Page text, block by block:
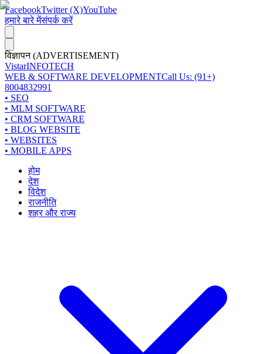
FacebookTwitter (X)YouTube
हमारे बारे मेंसंपर्क करें
विज्ञापन (ADVERTISEMENT)
VistarINFOTECH
WEB & SOFTWARE DEVELOPMENTCall Us: (91+)
8004832991
• SEO
• MLM SOFTWARE
• CRM SOFTWARE
• BLOG WEBSITE
• WEBSITES
• MOBILE APPS
होम
देश
विदेश
राजनीति
शहर और राज्य